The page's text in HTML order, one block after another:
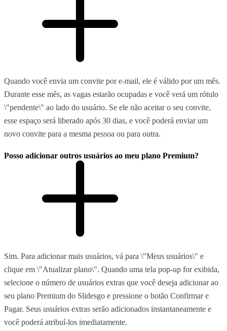
Quando você envia um convite por e-mail, ele é válido por um mês.
Durante esse mês, as vagas estarão ocupadas e você verá um rótulo
\"pendente\" ao lado do usuário. Se ele não aceitar o seu convite,
esse espaço será liberado após 30 dias, e você poderá enviar um
novo convite para a mesma pessoa ou para outra.
Posso adicionar outros usuários ao meu plano Premium?
Sim. Para adicionar mais usuários, vá para \"Meus usuários\" e
clique em \"Atualizar plano\". Quando uma tela pop-up for exibida,
selecione o número de usuários extras que você deseja adicionar ao
seu plano Premium do Slidesgo e pressione o botão Confirmar e
Pagar. Seus usuários extras serão adicionados instantaneamente e
você poderá atribuí-los imediatamente.